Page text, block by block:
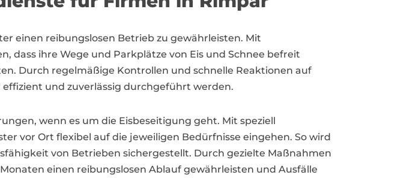
einen reibungslosen Betrieb zu gewährleisten. Mit
dass ihre Wege und Parkplätze von Eis und Schnee befreit
Durch regelmäßige Kontrollen und schnelle Reaktionen auf
und zuverlässig durchgeführt werden.
wenn es um die Eisbeseitigung geht. Mit speziell
vor Ort flexibel auf die jeweiligen Bedürfnisse eingehen. So wird
von Betrieben sichergestellt. Durch gezielte Maßnahmen
einen reibungslosen Ablauf gewährleisten und Ausfälle